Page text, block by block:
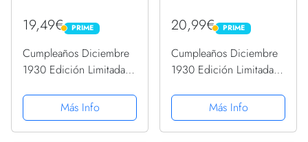
19,49€ PRIME
PRIME
Cumpleaños Diciembre
1930 Edición Limitada
Más Info
20,99€ PRIME
PRIME
Cumpleaños Diciembre
1930 Edición Limitada
Más Info